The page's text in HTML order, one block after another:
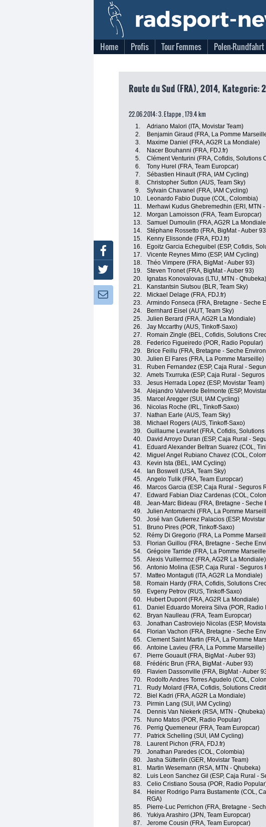
Home Profis Tour Femmes Polen-Rundfahrt
Route du Sud (FRA), 2014, Kategorie:
22.06.2014: 3. Etappe , 179.4 km
1. Adriano Malori (ITA, Movistar Team)
2.
Benjamin Giraud (FRA, La Pomme
3.
Maxime Daniel (FRA, AG2R La Mondiale)
4.
Nacer Bouhanni (FRA, FDJ.fr)
5.
Clément Venturini (FRA, Cofidis, Solutions
6.
Tony Hurel (FRA, Team Europcar)
7.
Sébastien Hinault (FRA, IAM Cycling)
8.
Christopher Sutton (AUS, Team Sky)
9.
Sylvain Chavanel (FRA, IAM Cycling)
10.
Leonardo Fabio Duque (COL, Colombia)
11.
Merhawi Kudus Ghebremedhin (ERI, MTN
12.
Morgan Lamoisson (FRA, Team Europcar)
13.
Samuel Dumoulin (FRA, AG2R La
14.
Stéphane Rossetto (FRA, BigMat - Auber
15.
Kenny Elissonde (FRA, FDJ.fr)
16.
Egoitz Garcia Echeguibel (ESP, Cofidis,
17.
Vicente Reynes Mimo (ESP, IAM Cycling)
18.
Théo Vimpere (FRA, BigMat - Auber 93)
19.
Steven Tronet (FRA, BigMat - Auber 93)
20.
Ignatas Konovalovas (LTU, MTN - Qhubeka)
21.
Kanstantsin Siutsou (BLR, Team Sky)
22.
Mickael Delage (FRA, FDJ.fr)
23.
Armindo Fonseca (FRA, Bretagne - Seche
24.
Bernhard Eisel (AUT, Team Sky)
25.
Julien Berard (FRA, AG2R La Mondiale)
26.
Jay Mccarthy (AUS, Tinkoff-Saxo)
27.
Romain Zingle (BEL, Cofidis, Solutions
28.
Federico Figueiredo (POR, Radio Popular)
29.
Brice Feillu (FRA, Bretagne - Seche
30.
Julien El Fares (FRA, La Pomme Marseille)
31.
Ruben Fernandez (ESP, Caja Rural -
32.
Amets Txurruka (ESP, Caja Rural - Seguros
33.
Jesus Herrada Lopez (ESP, Movistar Team)
34.
Alejandro Valverde Belmonte (ESP,
35.
Marcel Aregger (SUI, IAM Cycling)
36.
Nicolas Roche (IRL, Tinkoff-Saxo)
37.
Nathan Earle (AUS, Team Sky)
38.
Michael Rogers (AUS, Tinkoff-Saxo)
39.
Guillaume Levarlet (FRA, Cofidis, Solutions
40.
David Arroyo Duran (ESP, Caja Rural -
41.
Eduard Alexander Beltran Suarez (COL,
42.
Miguel Angel Rubiano Chavez (COL,
43.
Kevin Ista (BEL, IAM Cycling)
44.
Ian Boswell (USA, Team Sky)
45.
Angelo Tulik (FRA, Team Europcar)
46.
Marcos Garcia (ESP, Caja Rural - Seguros
47.
Edward Fabian Diaz Cardenas (COL,
48.
Jean-Marc Bideau (FRA, Bretagne - Seche
49.
Julien Antomarchi (FRA, La Pomme
50.
José Ivan Gutierrez Palacios (ESP, Movistar
51.
Bruno Pires (POR, Tinkoff-Saxo)
52.
Rémy Di Gregorio (FRA, La Pomme
53.
Florian Guillou (FRA, Bretagne - Seche
54.
Grégoire Tarride (FRA, La Pomme
55.
Alexis Vuillermoz (FRA, AG2R La Mondiale)
56.
Antonio Molina (ESP, Caja Rural - Seguros
57.
Matteo Montaguti (ITA, AG2R La Mondiale)
58.
Romain Hardy (FRA, Cofidis, Solutions
59.
Evgeny Petrov (RUS, Tinkoff-Saxo)
60.
Hubert Dupont (FRA, AG2R La Mondiale)
61.
Daniel Eduardo Moreira Silva (POR, Radio
62.
Bryan Naulleau (FRA, Team Europcar)
63.
Jonathan Castroviejo Nicolas (ESP,
64.
Florian Vachon (FRA, Bretagne - Seche
65.
Clement Saint Martin (FRA, La Pomme
66.
Antoine Lavieu (FRA, La Pomme Marseille)
67.
Pierre Gouault (FRA, BigMat - Auber 93)
68.
Frédéric Brun (FRA, BigMat - Auber 93)
69.
Flavien Dassonville (FRA, BigMat - Auber
70.
Rodolfo Andres Torres Agudelo (COL,
71.
Rudy Molard (FRA, Cofidis, Solutions
72.
Biel Kadri (FRA, AG2R La Mondiale)
73.
Pirmin Lang (SUI, IAM Cycling)
74.
Dennis Van Niekerk (RSA, MTN - Qhubeka)
75.
Nuno Matos (POR, Radio Popular)
76.
Perrig Quemeneur (FRA, Team Europcar)
77.
Patrick Schelling (SUI, IAM Cycling)
78.
Laurent Pichon (FRA, FDJ.fr)
79.
Jonathan Paredes (COL, Colombia)
80.
Jasha Sütterlin (GER, Movistar Team)
81.
Martin Wesemann (RSA, MTN - Qhubeka)
82.
Luis Leon Sanchez Gil (ESP, Caja Rural -
83.
Celio Cristiano Sousa (POR, Radio
84.
Heiner Rodrigo Parra Bustamente (COL,
RGA)
85. Pierre-Luc Perrichon (FRA, Bretagne -
86.
Yukiya Arashiro (JPN, Team Europcar)
87.
Jerome Cousin (FRA, Team Europcar)
Facebook
Twitter
Newsletter: